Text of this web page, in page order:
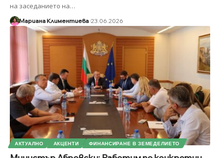
на заседанието на…
Мариана Климентиева 23.06.2026
АКТУАЛНО АКЦЕНТИ ФИНАНСИРАНЕ В ЗЕМЕДЕЛИЕТО